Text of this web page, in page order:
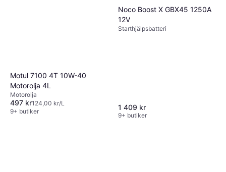
Motul 7100 4T 10W-40
Motorolja 4L
Motorolja
497 kr124,00 kr/L
9+ butiker
Noco Boost X GBX45 1250A
12V
Starthjälpsbatteri
1 409 kr
9+ butiker